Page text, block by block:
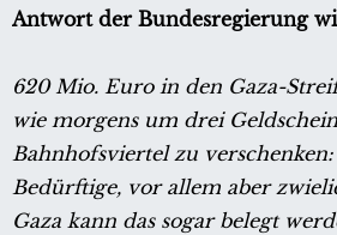
Antwort der Bundesregierung
620 Mio. Euro in den Gaza-
wie morgens um drei
Bahnhofsviertel zu
Bedürftige, vor allem aber
Gaza kann das sogar belegt